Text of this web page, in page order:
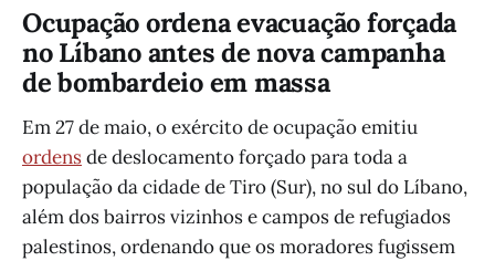
Ocupação ordena evacuação forçada
no Líbano antes de nova campanha
de bombardeio em massa
Em 27 de maio, o exército de ocupação emitiu
ordensde deslocamento forçado para toda a
população da cidade de Tiro (Sur), no sul do Líbano,
além dos bairros vizinhos e campos de refugiados
palestinos, ordenando que os moradores fugissem